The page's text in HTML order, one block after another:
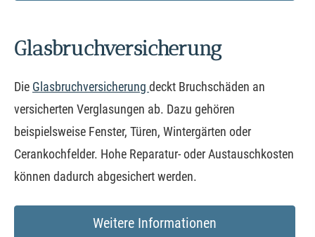
Glasbruchversicherung
Die Glasbruchversicherung deckt Bruchschäden an
versicherten Verglasungen ab. Dazu gehören
beispielsweise Fenster, Türen, Wintergärten oder
Cerankochfelder. Hohe Reparatur- oder Austauschkosten
können dadurch abgesichert werden.
Weitere Informationen